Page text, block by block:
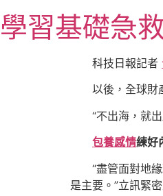
至
主
學習基礎急
科技日報記者
以後，全球財
“不出海，就
包養感情練好
“盡管面對地
是主要。”立訊緊